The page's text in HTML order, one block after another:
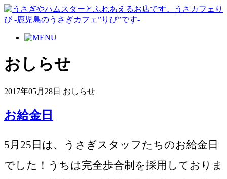
おしらせ
2017年05月28日 おしらせ
お給金日
5月25日は、うさぎスタッフたちのお給金日
でした！うちは完全歩合制を採用しておりま